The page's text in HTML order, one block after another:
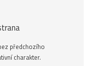
předchozího
charakter.